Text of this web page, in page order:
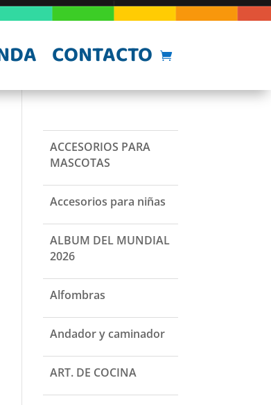
CONTACTO
ACCESORIOS PARA
MASCOTAS
Accesorios para niñas
ALBUM DEL MUNDIAL
2026
Alfombras
Andador y caminador
ART. DE COCINA